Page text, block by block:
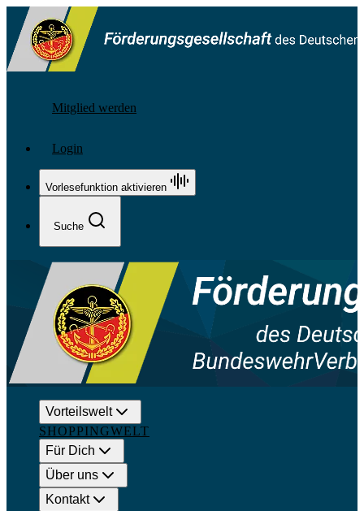
Mitglied werden
Login
Vorlesefunktion aktivieren
Suche
Vorteilswelt
SHOPPINGWELT
Für Dich
Über uns
Kontakt